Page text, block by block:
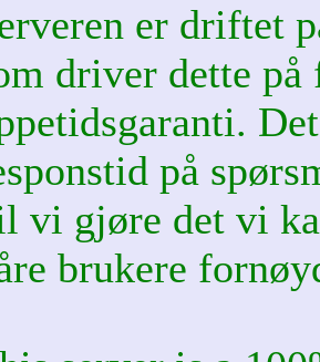
er driftet
driver dette
på
vi gjøre det vi
brukere